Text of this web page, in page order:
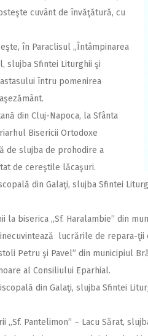
cuvânt de învăţătură, cu
în Paraclisul ,,Întâmpinarea
slujba Sfintei Liturghii şi
întru pomenirea
din Cluj-Napoca, la Sfânta
Bisericii Ortodoxe
de slujba de prohodire a
de cereştile lăcaşuri.
din Galaţi, slujba Sfintei
la biserica ,,Sf. Haralambie” din
lucrările de repara-ţii
Petru şi Pavel” din municipiul
al Consiliului Eparhial.
din Galaţi, slujba Sfintei
Pantelimon” – Lacu Sărat,